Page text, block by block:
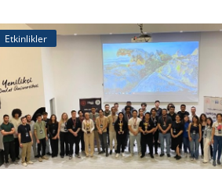
Etkinlikler